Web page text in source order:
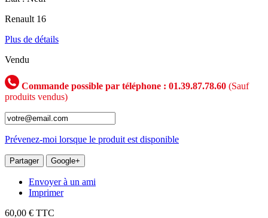
Renault 16
Plus de détails
Vendu
Commande possible par téléphone : 01.39.87.78.60 (Sauf
produits vendus)
Prévenez-moi lorsque le produit est disponible
Partager Google+
Envoyer à un ami
Imprimer
60,00 € TTC